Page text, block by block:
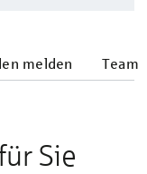
melden Team
Sie